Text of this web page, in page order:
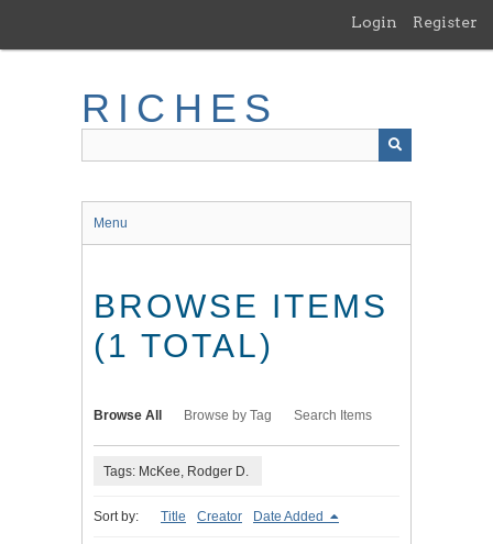
main
Login Register
RICHES
Menu
BROWSE ITEMS
(1 TOTAL)
Browse All Browse by Tag Search Items
Tags: McKee, Rodger D.
Sort by: Title Creator Date Added